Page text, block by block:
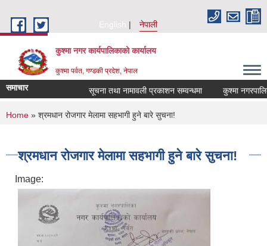
English
नेपाली
कुश्मा नगर कार्यपालिकाको कार्यालय
कुश्मा पर्वत, गण्डकी प्रदेश, नेपाल
समाचार सूचना तथा नामावली प्रकाशन सम्वन्धमा कुश्मा
You are here
Home » श्रमधान रोजगार मेलामा सहभागी हुने बारे सुचना!
श्रमधान रोजगार मेलामा सहभागी हुने बारे सुचना!
Image: